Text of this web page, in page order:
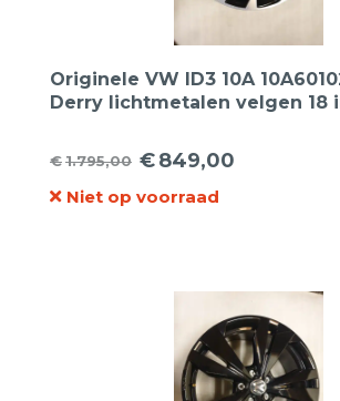
Originele VW ID3 10A
Derry lichtmetalen velgen 18
€1.795,00
Oorspronkelijke
prijs
€849,00
Huidige
prijs
Niet op voorraad